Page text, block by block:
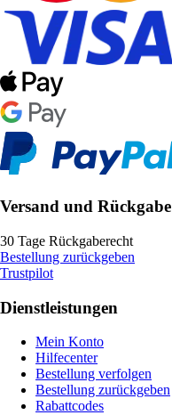
Versand und Rückgabe
30 Tage Rückgaberecht
Bestellung zurückgeben
Trustpilot
Dienstleistungen
Mein Konto
Hilfecenter
Bestellung verfolgen
Bestellung zurückgeben
Rabattcodes